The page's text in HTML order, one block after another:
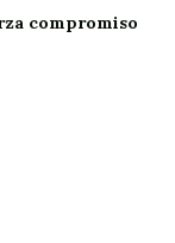
compromiso